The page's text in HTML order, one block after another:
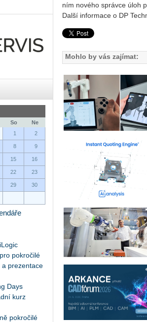
So
Ne
1
2
8 9
15 16
22 23
29 30
pokročilé
a prezentace
Days
kurz
pokročilé
ním no­vé­ho správ­ce úloh
Další informace o DP
Mohlo by vás zajímat: